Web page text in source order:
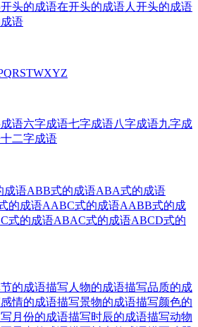
头的成语在开头的成语人开头的成语
语
QRSTWXYZ
语六字成语七字成语八字成语九字成
十二字成语
成语ABB式的成语ABA式的成语
的成语AABC式的成语AABB式的成
式的成语ABAC式的成语ABCD式的
的成语描写人物的成语描写品质的成
情的成语描写景物的成语描写颜色的
月份的成语描写时辰的成语描写动物